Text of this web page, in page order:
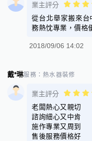
業主評分
從台北舉家搬來
務熱忱專業，價格
2018/09/06 14:02
戴*琳服務：熱水器裝修
業主評分
老闆熱心又親切
諮詢細心又中肯
施作專業又周到
售後服務價格好